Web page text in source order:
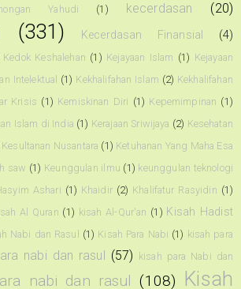
Yahudi (1) kecerdasan (20)
(331) Kecerdasan Finansial (4)
Kedok Keshalehan (1) Kejayaan Islam (1) Kejayaan
Intelektual (1) Kekhalifahan Islam (2) Kekhalifahan
Krisis (1) Kemiskinan Diri (1) Kepemimpinan (1)
Islam di India (1) Kerajaan Sriwijaya (2) Kesehatan
Kesultanan Nusantara (1) Ketuhanan Yang Maha Esa
saw (1) Keunggulan ilmu (1) keunggulan teknologi
Ashari (1) Khaidir (2) Khalifatur Rasyidin (1)
Al Quran (1) kisah Al-Qur'an (1) Kisah Hadist
Nabi dan Rasul (1) Kisah Para Nabi (1) kisah para
nabi dan rasul (57) kisah para Nabi dan
nabi dan rasul (108) Kisah